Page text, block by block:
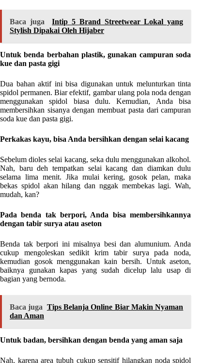
Baca juga
Intip 5 Brand Streetwear Lokal yang
Stylish Dipakai Oleh Hijaber
Untuk benda berbahan plastik, gunakan campuran soda
kue dan pasta gigi
Dua bahan aktif ini bisa digunakan untuk melunturkan tinta
spidol permanen. Biar efektif, gambar ulang pola noda dengan
menggunakan spidol biasa dulu. Kemudian, Anda bisa
membersihkan sisanya dengan membuat pasta dari campuran
soda kue dan pasta gigi.
Perkakas kayu, bisa Anda bersihkan dengan selai kacang
Sebelum dioles selai kacang, seka dulu menggunakan alkohol.
Nah, baru deh tempatkan selai kacang dan diamkan dulu
selama lima menit. Jika mulai kering, gosok pelan, maka
bekas spidol akan hilang dan nggak membekas lagi. Wah,
mudah, kan?
Pada benda tak berpori, Anda bisa membersihkannya
dengan tabir surya atau aseton
Benda tak berpori ini misalnya besi dan alumunium. Anda
cukup mengoleskan sedikit krim tabir surya pada noda,
kemudian gosok menggunakan kain bersih. Untuk aseton,
baiknya gunakan kapas yang sudah dicelup lalu usap di
bagian yang bernoda.
Baca juga Tips Belanja Online Biar Makin Nyaman
dan Aman
Untuk badan, bersihkan dengan benda yang aman saja
Nah, karena area tubuh cukup sensitif hilangkan noda spidol